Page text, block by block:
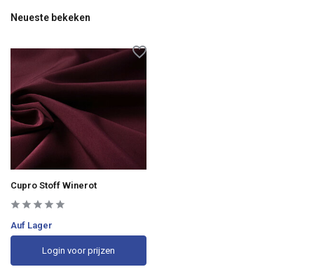
Neueste bekeken
Cupro Stoff Winerot
Auf Lager
Login voor prijzen